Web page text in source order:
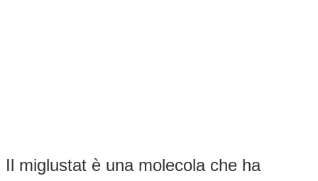
Il miglustat è una molecola che ha